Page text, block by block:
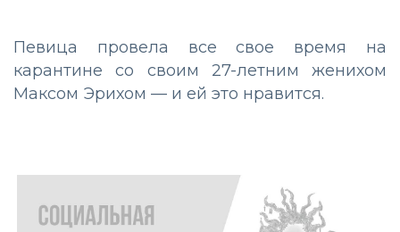
Певица провела все свое время на
карантине со своим 27-летним женихом
Максом Эрихом — и ей это нравится.